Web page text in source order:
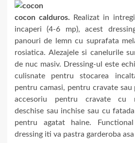
cocon calduros. Realizat in
incaperi (4-6 mp), acest
panouri de lemn cu suprafata
rosiatica. Alezajele si canelurile
de nuc masiv. Dressing-ul este
culisnate pentru stocarea
pentru camasi, pentru cravate
accesoriu pentru cravate cu
deschise sau inchise sau cu
pentru agatat haine.
dressing iti va pastra garderoba